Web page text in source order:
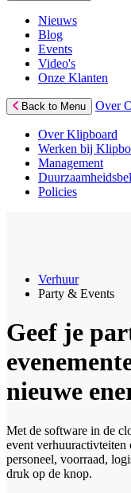
Nieuws
Blog
Events
Video's
Onze Klanten
Back to Menu Over
Over Klipboard
Werken bij
Management
Policies
Verhuur
Party & Events
Geef je
nieuwe
Met de software in de
event verhuuractivteiten
personeel, voorraad,
druk op de knop.